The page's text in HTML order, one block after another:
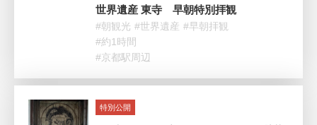
世界遺産 東寺 早朝特別拝観
#朝観光 #世界遺産 #早朝拝観
#約1時間
#京都駅周辺
特別公開